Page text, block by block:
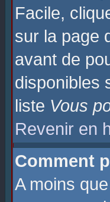
Facile,
sur la page
avant de
disponibles
liste Vous
Revenir en
Comment
A moins